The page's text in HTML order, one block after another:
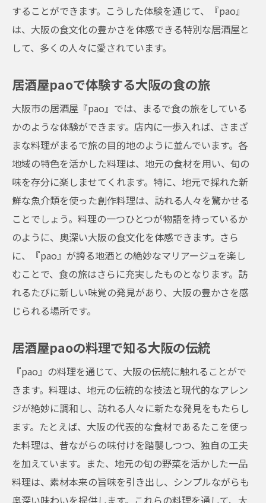
することができます。こうした体験を通じて、『pao』
は、大阪の食文化の豊かさを体感できる特別な居酒屋と
して、多くの人々に愛されています。
居酒屋paoで体験する大阪の食の旅
大阪市の居酒屋『pao』では、まるで食の旅をしている
かのような体験ができます。店内に一歩入れば、さまざ
まな料理がまるで旅の目的地のように並んでいます。各
地域の特色を活かした料理は、地元の食材を用い、旬の
味を存分に楽しませてくれます。特に、地元で採れた新
鮮な魚介類を使った創作料理は、訪れる人々を驚かせる
ことでしょう。料理の一つひとつが物語を持っているか
のように、奥深い大阪の食文化を体感できます。さら
に、『pao』が誇る地酒との絶妙なマリアージュを楽し
むことで、食の旅はさらに充実したものとなります。訪
れるたびに新しい味覚の発見があり、大阪の豊かさを感
じられる場所です。
居酒屋paoの料理で知る大阪の伝統
『pao』の料理を通じて、大阪の伝統に触れることがで
きます。料理は、地元の伝統的な技法と現代的なアレン
ジが絶妙に調和し、訪れる人々に新たな発見をもたらし
ます。たとえば、大阪の代表的な食材であるたこを使っ
た料理は、昔ながらの味付けを踏襲しつつ、独自の工夫
を加えています。また、地元の旬の野菜を活かした一品
料理は、素材本来の旨味を引き出し、シンプルながらも
奥深い味わいを提供します。これらの料理を通して、大